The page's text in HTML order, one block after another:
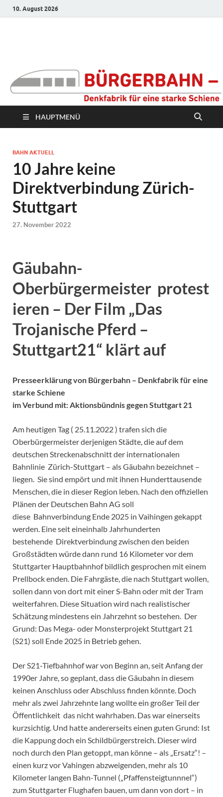
10. August 2026
Denkfabrik für eine
starke Schiene
HAUPTMENÜ
BAHN AKTUELL
10 Jahre keine
Direktverbindung Zürich-
Stuttgart
27. November 2022
Gäubahn-
Oberbürgermeister protest
ieren – Der Film „Das
Trojanische Pferd –
Stuttgart21“ klärt auf
Presseerklärung von Bürgerbahn – Denkfabrik für eine
starke Schiene
im Verbund mit: Aktionsbündnis gegen Stuttgart 21
Am heutigen Tag ( 25.11.2022 ) trafen sich die
Oberbürgermeister derjenigen Städte, die auf dem
deutschen Streckenabschnitt der internationalen
Bahnlinie Zürich-Stuttgart – als Gäubahn bezeichnet –
liegen. Sie sind empört und mit ihnen Hunderttausende
Menschen, die in dieser Region leben. Nach den offiziellen
Plänen der Deutschen Bahn AG soll
diese Bahnverbindung Ende 2025 in Vaihingen gekappt
werden. Eine seit eineinhalb Jahrhunderten
bestehende Direktverbindung zwischen den beiden
Großstädten würde dann rund 16 Kilometer vor dem
Stuttgarter Hauptbahnhof bildlich gesprochen mit einem
Prellbock enden. Die Fahrgäste, die nach Stuttgart wollen,
sollen dann von dort mit einer S-Bahn oder mit der Tram
weiterfahren. Diese Situation wird nach realistischer
Schätzung mindestens ein Jahrzehnt so bestehen. Der
Grund: Das Mega- oder Monsterprojekt Stuttgart 21
(S21) soll Ende 2025 in Betrieb gehen.
Der S21-Tiefbahnhof war von Beginn an, seit Anfang der
1990er Jahre, so geplant, dass die Gäubahn in diesem
keinen Anschluss oder Abschluss finden könnte. Doch
mehr als zwei Jahrzehnte lang wollte ein großer Teil der
Öffentlichkeit das nicht wahrhaben. Das war einerseits
kurzsichtig. Und hatte andererseits einen guten Grund: Ist
die Kappung doch ein Schildbürgerstreich. Dieser wird
noch durch den Plan getoppt, man könne – als „Ersatz“! –
einen kurz vor Vahingen abzweigenden, mehr als 10
Kilometer langen Bahn-Tunnel („Pfaffensteigtunnnel“)
zum Stuttgarter Flughafen bauen, um dann von dort – in